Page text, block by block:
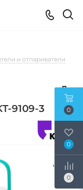
и отпариватели
9109-3 0
0
0